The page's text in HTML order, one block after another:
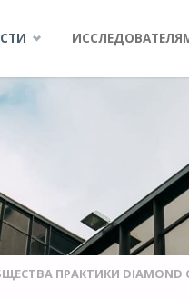
ПРАКТИКИ DIAMOND